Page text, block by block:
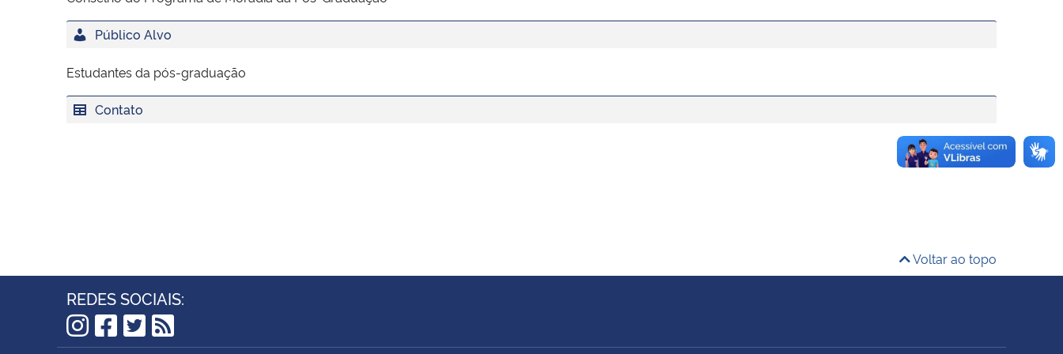
Público Alvo
Estudantes da pós-graduação
Contato
Voltar ao topo
REDES SOCIAIS: